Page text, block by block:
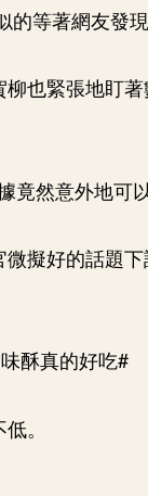
等著網友發現
也緊張地盯
竟然意外地可以
擬好的話題
酥真的好吃#
。